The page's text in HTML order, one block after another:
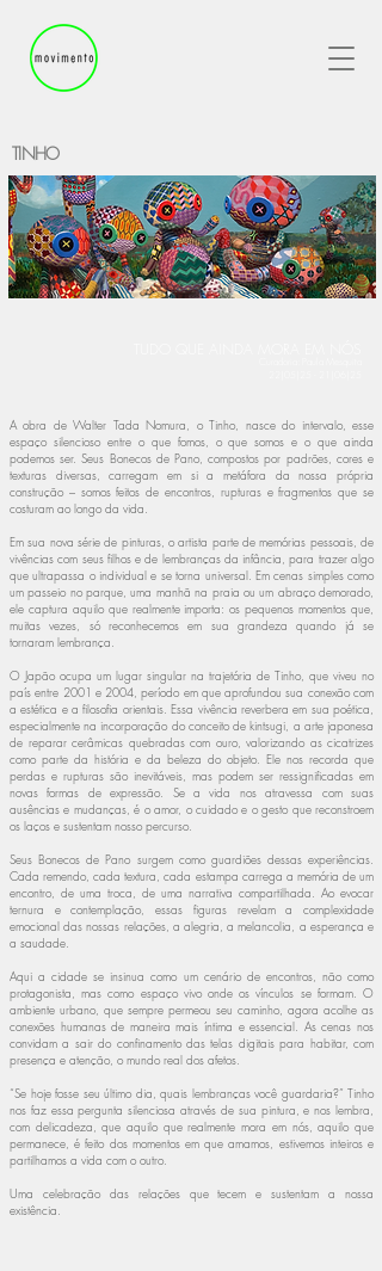
TINHO
A obra de Walter Tada Nomura, o Tinho, nasce do intervalo, esse
espaço silencioso entre o que fomos, o que somos e o que ainda
podemos ser. Seus Bonecos de Pano, compostos por padrões, cores e
texturas diversas, carregam em si a metáfora da nossa própria
construção – somos feitos de encontros, rupturas e fragmentos que se
costuram ao longo da vida.
Em sua nova série de pinturas, o artista parte de memórias pessoais, de
vivências com seus filhos e de lembranças da infância, para trazer algo
que ultrapassa o individual e se torna universal. Em cenas simples como
um passeio no parque, uma manhã na praia ou um abraço demorado,
ele captura aquilo que realmente importa: os pequenos momentos que,
muitas vezes, só reconhecemos em sua grandeza quando já se
tornaram lembrança.
O Japão ocupa um lugar singular na trajetória de Tinho, que viveu no
país entre 2001 e 2004, período em que aprofundou sua conexão com
a estética e a filosofia orientais. Essa vivência reverbera em sua poética,
especialmente na incorporação do conceito de kintsugi, a arte japonesa
de reparar cerâmicas quebradas com ouro, valorizando as cicatrizes
como parte da história e da beleza do objeto. Ele nos recorda que
perdas e rupturas são inevitáveis, mas podem ser ressignificadas em
novas formas de expressão. Se a vida nos atravessa com suas
ausências e mudanças, é o amor, o cuidado e o gesto que reconstroem
os laços e sustentam nosso percurso.
Seus Bonecos de Pano surgem como guardiões dessas experiências.
Cada remendo, cada textura, cada estampa carrega a memória de um
encontro, de uma troca, de uma narrativa compartilhada. Ao evocar
ternura e contemplação, essas figuras revelam a complexidade
emocional das nossas relações, a alegria, a melancolia, a esperança e
a saudade.
Aqui a cidade se insinua como um cenário de encontros, não como
protagonista, mas como espaço vivo onde os vínculos se formam. O
ambiente urbano, que sempre permeou seu caminho, agora acolhe as
conexões humanas de maneira mais íntima e essencial. As cenas nos
convidam a sair do confinamento das telas digitais para habitar, com
presença e atenção, o mundo real dos afetos.
“Se hoje fosse seu último dia, quais lembranças você guardaria?” Tinho
nos faz essa pergunta silenciosa através de sua pintura, e nos lembra,
com delicadeza, que aquilo que realmente mora em nós, aquilo que
permanece, é feito dos momentos em que amamos, estivemos inteiros e
partilhamos a vida com o outro.
Uma celebração das relações que tecem e sustentam a nossa
existência.